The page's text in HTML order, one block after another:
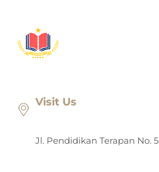
konten
Visit Us
Jl. Pendidikan Terapan No. 5